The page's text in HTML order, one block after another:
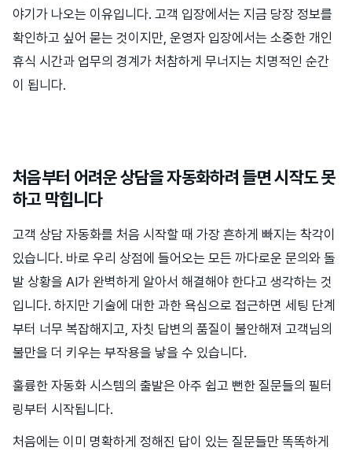
야기가 나오는 이유입니다. 고객 입장에서는 지금 당장 정보를
확인하고 싶어 묻는 것이지만, 운영자 입장에서는 소중한 개인
휴식 시간과 업무의 경계가 처참하게 무너지는 치명적인 순간
이 됩니다.
처음부터 어려운 상담을 자동화하려 들면 시작도 못
하고 막힙니다
고객 상담 자동화를 처음 시작할 때 가장 흔하게 빠지는 착각이
있습니다. 바로 우리 상점에 들어오는 모든 까다로운 문의와 돌
발 상황을 AI가 완벽하게 알아서 해결해야 한다고 생각하는 것
입니다. 하지만 기술에 대한 과한 욕심으로 접근하면 세팅 단계
부터 너무 복잡해지고, 자칫 답변의 품질이 불안해져 고객님의
불만을 더 키우는 부작용을 낳을 수 있습니다.
훌륭한 자동화 시스템의 출발은 아주 쉽고 뻔한 질문들의 필터
링부터 시작됩니다.
처음에는 이미 명확하게 정해진 답이 있는 질문들만 똑똑하게